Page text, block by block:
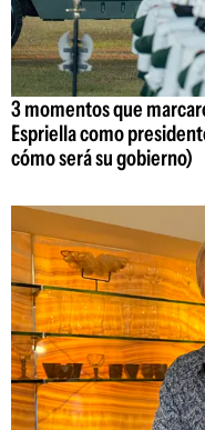
3 momentos que
Espriella como
cómo será su gobierno)